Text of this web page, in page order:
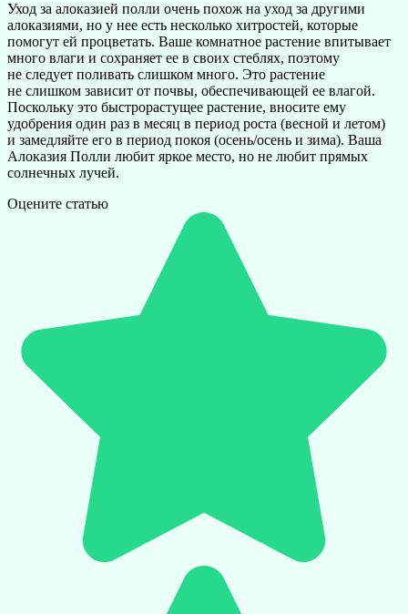
Уход за алоказией полли очень похож на уход за другими
алоказиями, но у нее есть несколько хитростей, которые
помогут ей процветать. Ваше комнатное растение впитывает
много влаги и сохраняет ее в своих стеблях, поэтому
не следует поливать слишком много. Это растение
не слишком зависит от почвы, обеспечивающей ее влагой.
Поскольку это быстрорастущее растение, вносите ему
удобрения один раз в месяц в период роста (весной и летом)
и замедляйте его в период покоя (осень/осень и зима). Ваша
Алоказия Полли любит яркое место, но не любит прямых
солнечных лучей.
Оцените статью